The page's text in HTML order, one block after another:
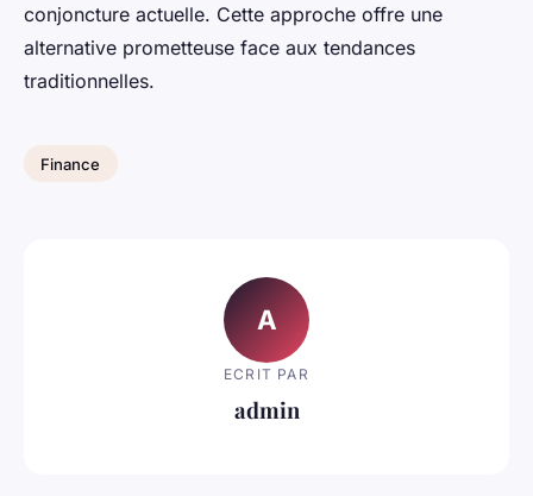
conjoncture actuelle. Cette approche offre une
alternative prometteuse face aux tendances
traditionnelles.
Finance
A
ECRIT PAR
admin